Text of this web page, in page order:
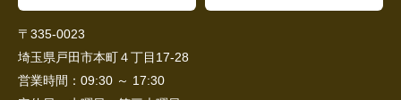
〒335-0023
埼玉県戸田市本町４丁目17-28
営業時間： 09:30 ～ 17:30